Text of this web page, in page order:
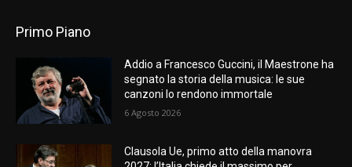
Primo Piano
Addio a Francesco Guccini, il Maestrone ha
segnato la storia della musica: le sue
canzoni lo rendono immortale
6 Agosto 2026
Clausola Ue, primo atto della manovra